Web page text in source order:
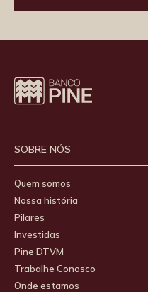
SOBRE NÓS
Quem somos
Nossa história
Pilares
Investidas
Pine DTVM
Trabalhe Conosco
Onde estamos